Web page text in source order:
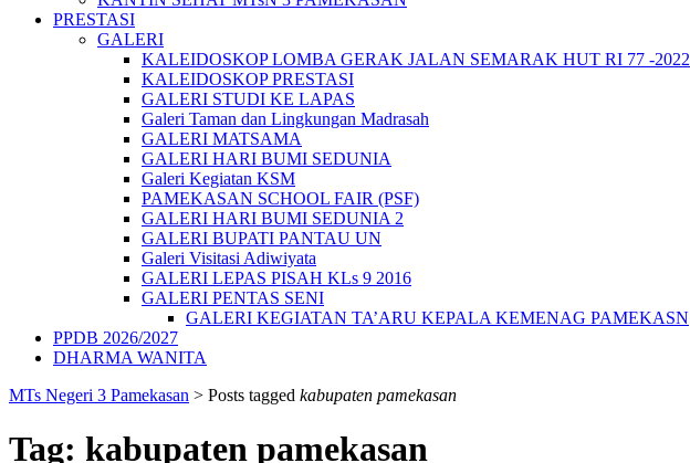
PRESTASI
GALERI
KALEIDOSKOP LOMBA GERAK JALAN SEMARAK HUT RI 77 -2022
KALEIDOSKOP PRESTASI
GALERI STUDI KE LAPAS
Galeri Taman dan Lingkungan Madrasah
GALERI MATSAMA
GALERI HARI BUMI SEDUNIA
Galeri Kegiatan KSM
PAMEKASAN SCHOOL FAIR (PSF)
GALERI HARI BUMI SEDUNIA 2
GALERI BUPATI PANTAU UN
Galeri Visitasi Adiwiyata
GALERI LEPAS PISAH KLs 9 2016
GALERI PENTAS SENI
GALERI KEGIATAN TA’ARU KEPALA KEMENAG PAMEKASN
PPDB 2026/2027
DHARMA WANITA
MTs Negeri 3 Pamekasan > Posts tagged kabupaten pamekasan
Tag: kabupaten pamekasan